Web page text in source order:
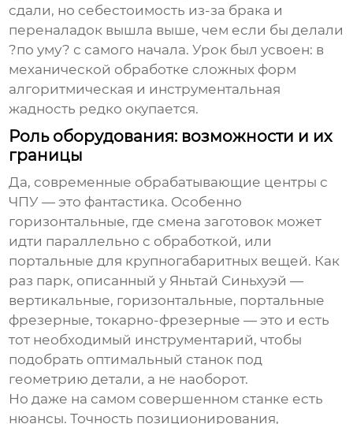
сдали, но себестоимость из-за брака и
переналадок вышла выше, чем если бы делали
?по уму? с самого начала. Урок был усвоен: в
механической обработке сложных форм
алгоритмическая и инструментальная
жадность редко окупается.
Роль оборудования: возможности и их
границы
Да, современные обрабатывающие центры с
ЧПУ — это фантастика. Особенно
горизонтальные, где смена заготовок может
идти параллельно с обработкой, или
портальные для крупногабаритных вещей. Как
раз парк, описанный у Яньтай Синьхуэй —
вертикальные, горизонтальные, портальные
фрезерные, токарно-фрезерные — это и есть
тот необходимый инструментарий, чтобы
подобрать оптимальный станок под
геометрию детали, а не наоборот.
Но даже на самом совершенном станке есть
нюансы. Точность позиционирования,